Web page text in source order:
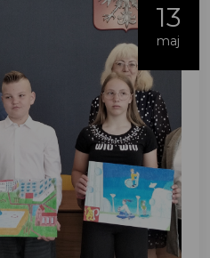
13
maj